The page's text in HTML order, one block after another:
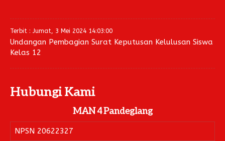
Terbit : Jumat, 3 Mei 2024 14:03:00
Undangan Pembagian Surat Keputusan Kelulusan Siswa
Kelas 12
Hubungi Kami
MAN 4 Pandeglang
NPSN 20622327